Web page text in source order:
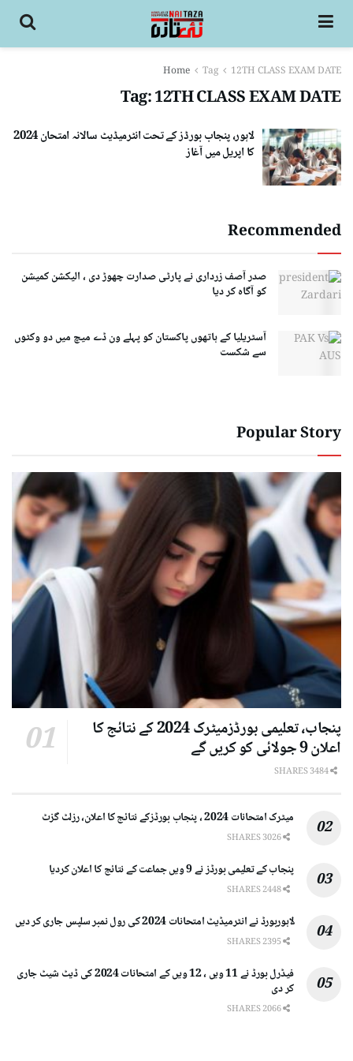
Home Tag 12TH CLASS EXAM DATE
Tag:12TH CLASS EXAM DATE
لاہور، پنجاب بورڈز کے تحت انٹرمیڈیٹ سالانہ امتحان 2024
کا اپریل میں آغاز
Recommended
صدر آصف زرداری نے پارٹی صدارت چھوڑ دی ، الیکشن کمیشن
کو آگاہ کر دیا
آسٹریلیا کے ہاتھوں پاکستان کو پہلے ون ڈے میچ میں دو وکٹوں
سے شکست
Popular Story
پنجاب، تعلیمی بورڈزمیٹرک 2024 کے نتائج کا
اعلان 9 جولائی کو کریں گے
میٹرک امتحانات 2024 ، پنجاب بورڈزکے نتائج کا اعلان، رزلٹ گزٹ
پنجاب کے تعلیمی بورڈز نے 9 ویں جماعت کے نتائج کا اعلان کردیا
لاہوربورڈ نے انٹرمیڈیٹ امتحانات 2024 کی رول نمبر سلپس جاری کر دیں
فیڈرل بورڈ نے 11 ویں ، 12 ویں کے امتحانات 2024 کی ڈیٹ شیٹ جاری
کر دی